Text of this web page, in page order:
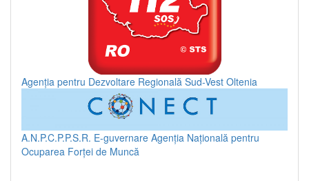
Agenția pentru Dezvoltare Regională Sud-Vest Oltenia
A.N.P.C.P.P.S.R. E-guvernare Agenția Națională pentru
Ocuparea Forței de Muncă